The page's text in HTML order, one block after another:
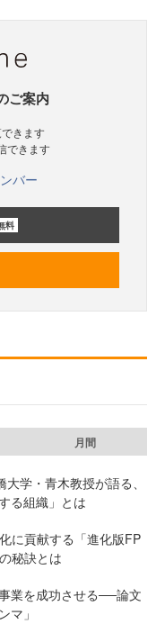
ご案内
きます
できます
バー
料
月間
学・青木教授が語る、
る組織」とは
に貢献する「進化版FP
秘訣とは
業を成功させる──論文
マ」